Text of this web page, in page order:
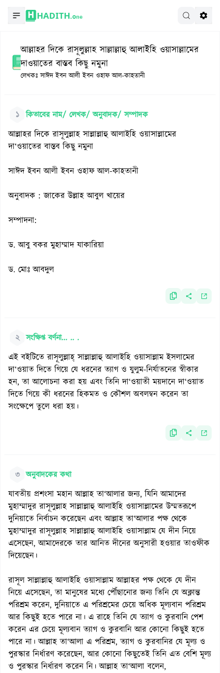
HADITH.One
আল্লাহর দিকে রাসূলুল্লাহ সাল্লাল্লাহু আলাইহি ওয়াসাল্লামের
দাওয়াতের বাস্তব কিছু নমুনা
লেখকঃ সাঈদ ইবন আলী ইবন ওহাফ আল-কাহতানী
১ কিতাবের নাম/ লেখক/ অনুবাদক/ সম্পাদক
আল্লাহর দিকে রাসূলুল্লাহ সাল্লাল্লাহু আলাইহি ওয়াসাল্লামের
দা‘ওয়াতের বাস্তব কিছু নমুনা
সাঈদ ইবন আলী ইবন ওহাফ আল-কাহতানী
অনুবাদক : জাকের উল্লাহ আবুল খায়ের
সম্পাদনা:
ড. আবু বকর মুহাম্মাদ যাকারিয়া
ড. মোঃ আবদুল
২ সংক্ষিপ্ত বর্ণনা... .. .
এই বইটিতে রাসূলুল্লাহ্ সাল্লাল্লাহু আলাইহি ওয়াসাল্লাম ইসলামের
দা‘ওয়াত দিতে গিয়ে যে ধরনের ত্যাগ ও যুলুম-নির্যাতনের স্বীকার
হন, তা আলোচনা করা হয় এবং তিনি দা‘ওয়াতী ময়দানে দা‘ওয়াত
দিতে গিয়ে কী ধরনের হিকমত ও কৌশল অবলম্বন করেন তা
সংক্ষেপে তুলে ধরা হয়।
৩ অনুবাদকের কথা
যাবতীয় প্রশংসা মহান আল্লাহ তা‘আলার জন্য, যিনি আমাদের
মুহাম্মাদুর রাসূলুল্লাহ সাল্লাল্লাহু আলাইহি ওয়াসাল্লামের উম্মতরূপে
দুনিয়াতে নির্বাচন করেছেন এবং আল্লাহ তা‘আলার পক্ষ থেকে
মুহাম্মাদুর রাসূলুল্লাহ সাল্লাল্লাহু আলাইহি ওয়াসাল্লাম যে দীন নিয়ে
এসেছেন, আমাদেরকে তার আনিত দীনের অনুসারী হওয়ার তাওফীক
দিয়েছেন।
রাসূল সাল্লাল্লাহু আলাইহি ওয়াসাল্লাম আল্লাহর পক্ষ থেকে যে দীন
নিয়ে এসেছেন, তা মানুষের মধ্যে পৌঁছানোর জন্য তিনি যে অক্লান্ত
পরিশ্রম করেন, দুনিয়াতে এ পরিশ্রমের চেয়ে অধিক মূল্যবান পরিশ্রম
আর কিছুই হতে পারে না। এ রাহে তিনি যে ত্যাগ ও কুরবানি পেশ
করেন এর চেয়ে মূল্যবান ত্যাগ ও কুরবানি আর কোনো কিছুই হতে
পারে না। আল্লাহ তা‘আলা এ পরিশ্রম, ত্যাগ ও কুরবানির যে মূল্য ও
পুরস্কার নির্ধারণ করেছেন, আর কোনো কিছুতেই তিনি এত বেশি মূল্য
ও পুরস্কার নির্ধারণ করেন নি। আল্লাহ তা‘আলা বলেন,